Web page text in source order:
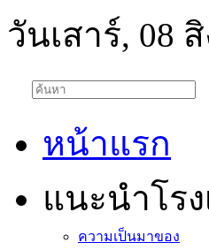
วันเสาร์, 08
หน้าแรก
แนะนำโร
ความเป็นมาของ